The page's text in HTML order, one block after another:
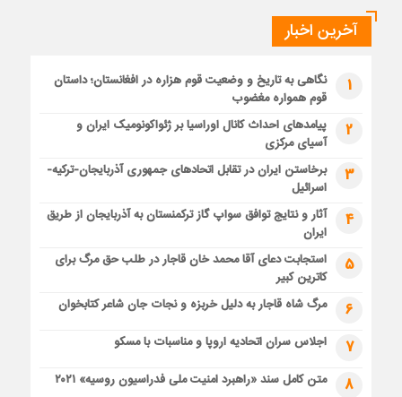
آخرین اخبار
1
نگاهی به تاریخ و وضعیت قوم هزاره در افغانستان؛ داستان
قوم همواره مغضوب
2
پیامدهای احداث کانال اوراسیا بر ژئواکونومیک ایران و
آسیای مرکزی
3
برخاستن ایران در تقابل اتحادهای جمهوری آذربایجان-ترکیه-
اسرائیل
4
آثار و نتایج توافق سواپ گاز ترکمنستان به آذربایجان از طریق
ایران
5
استجابت دعای آقا محمد خان قاجار در طلب حق مرگ برای
کاترین کبیر
6 مرگ شاه قاجار به دلیل خربزه و نجات جان شاعر کتابخوان
7 اجلاس سران اتحادیه اروپا و مناسبات با مسکو
8 متن کامل سند «راهبرد امنیت ملی فدراسیون روسیه» ۲۰۲۱